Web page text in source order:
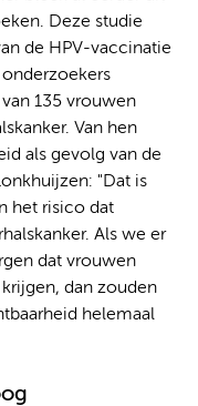
Deze studie
de HPV-vaccinatie
135 vrouwen
Van hen
als gevolg van de
"Dat is
het risico dat
Als we er
dat vrouwen
dan zouden
helemaal